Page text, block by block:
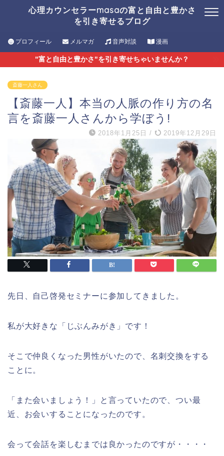
心理カウンセラーmasaの富と自由と豊かさ
を引き寄せるブログ
プロフィール メルマガ 音声対談 漫画
"富と自由と豊かさ"を引き寄せちゃいませんか？
斎藤一人さん
【斎藤一人】本当の人脈の作り方の名
言を斎藤一人さんから学ぼう!
2018年1月25日 / 2019年12月29日
先日、自己啓発セミナーに参加してきました。
私が大好きな「じぶんみがき」です！
そこで仲良くなった男性がいたので、名刺交換をする
ことに。
「また会いましょう！」と言っていたので、つい最
近、お会いすることになったのです。
会って会話を楽しむまでは良かったのですが・・・・